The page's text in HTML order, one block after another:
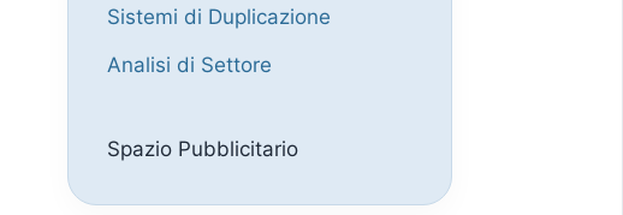
Sistemi di Duplicazione
Analisi di Settore
Spazio Pubblicitario